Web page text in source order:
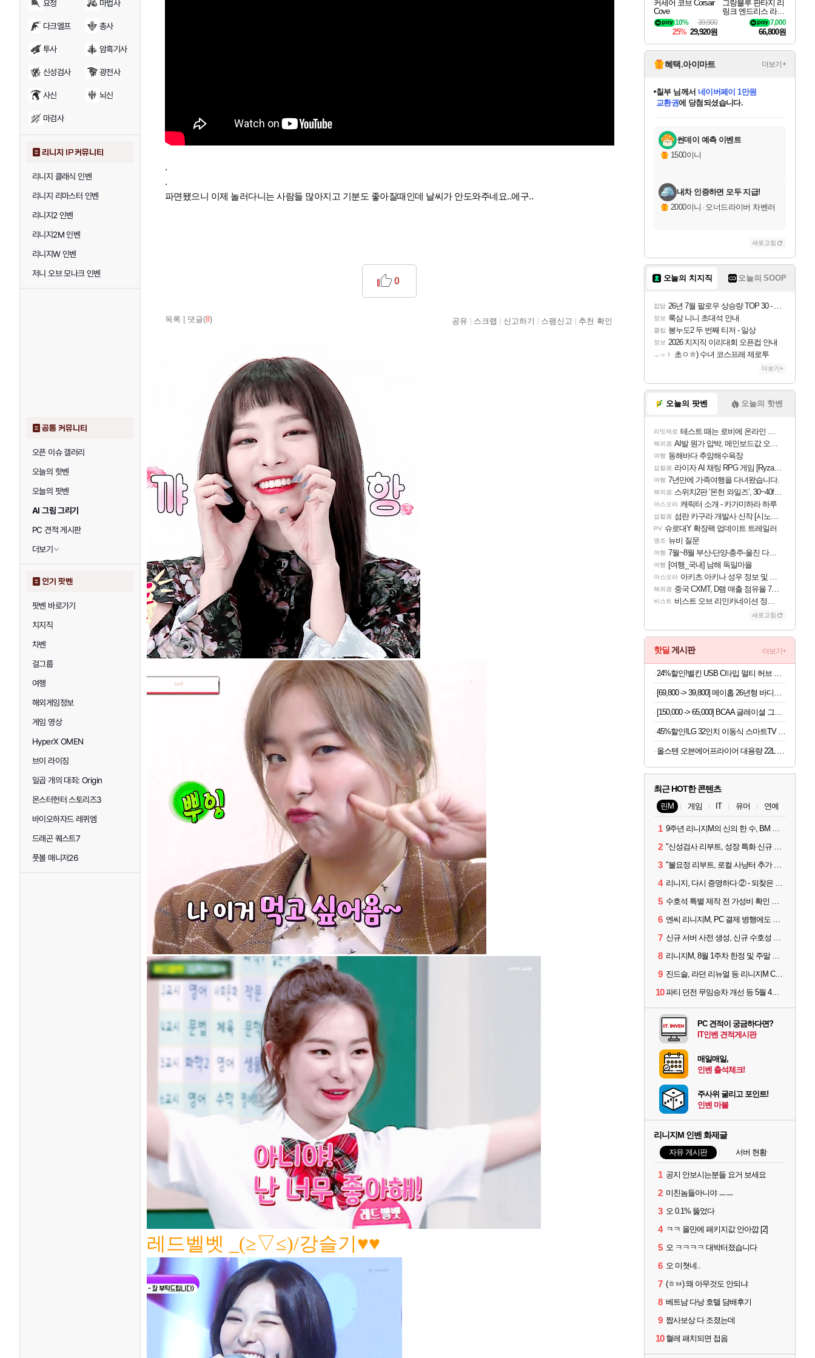
요정 마법사
다크엘프 총사
투사 암흑기사
신성검사 광전사
사신 뇌신
마검사
리니지 IP 커뮤니티
리니지 클래식 인벤
리니지 리마스터 인벤
리니지2 인벤
리니지2M 인벤
리니지W 인벤
저니 오브 모나크 인벤
공통 커뮤니티
오픈 이슈 갤러리
오늘의 핫벤
오늘의 팟벤
AI 그림 그리기
PC 견적 게시판
더보기
인기 팟벤
팟벤 바로가기
치지직
차벤
걸그룹
여행
해외게임정보
게임 영상
HyperX OMEN
브이 라이징
일곱 개의 대죄: Origin
몬스터헌터 스토리즈3
바이오하자드 레퀴엠
드래곤 퀘스트7
풋볼 매니저26
.
.
파면됐으니 이제 놀러다니는 사람들 많아지고 기분도 좋아질때인데 날씨가 안도와주네요..에구..
목록 | 댓글(8)
0
공유 스크랩 신고하기 스팸신고 추천 확인
레드벨벳 _(≥▽≤)/강슬기♥♥
커세어 코브 Corsair
Cove
39,900
10%
25% 29,920원
그랑블루 판타지 리
링크 엔드리스 라그
나로크 Granblue Fa
ntasy Relink Endless
7,000
66,800원
혜택.아이마트 더보기+
당첨되셨습니다.
당첨되셨습니다.
칠부님께서 네이버페이 1만원
교환권에 당첨되셨습니다.
당첨되셨습니다.
당첨되셨습니다.
에디션 (스팀코드)를 교환.
당첨되셨습니다.
당첨되셨습니다.
당첨되셨습니다.
당첨되셨습니다.
썬데이 예측 이벤트
1500이니
내차 인증하면 모두 지급!
2000이니 · 오너드라이버 차벤러
새로고침
오늘의 치지직 오늘의 SOOP
잡담 26년 7월 팔로우 상승량 TOP 30 - 월간 치지직
정보 룩삼 니니 초대석 안내
클립 봉누도2 두 번째 티저 - 일상
정보 2026 치지직 이리대회 오픈컵 안내
ㅗㅜㅑ 초ㅇㅎ) 수녀 코스프레 제로투
더보기+
오늘의 팟벤 오늘의 핫벤
리밋제로 테스트 때는 로비에 온라인 기능이 있는데
해외겜 AI발 원가 압박, 메인보드값 오르나
여행 동해바다 추암해수욕장
섭컬겜 라이자 AI 채팅 RPG 게임 [RyzaChat: AI] 공개
여행 7년만에 가족여행을 다녀왔습니다.
해외겜 스위치2판 ‘몬헌 와일즈’, 30~40fps 목표 추정
아스오라 캐릭터 소개 - 카가미하라 하루
섭컬겜 섬란 카구라 개발사 신작 [시노비 넥서스] 연내 출시 예정
PV 슈로대Y 확장팩 업데이트 트레일러
명조 뉴비 질문
여행 7월~8월 부산-단양-충주-울진 다녀왔어요~
여행 [여행_국내] 남해 독일마을
아스오라 아키츠 아키나 성우 정보 및 주요 필모
해외겜 중국 CXMT, D램 매출 점유율 7%…글로벌 4위로 부상
비스트 비스트 오브 리인카네이션 정보/공략글 모음
새로고침
핫딜 게시판 더보기+
올스텐 오븐에어프라이어 대용량 22L 스텐
최근 HOT한 콘텐츠
린M 게임 IT 유머 연예
1 9주년 리니지M의 신의 한 수, BM 장비 아데나 판매 예고
2 "신성검사 리부트, 성장 특화 신규 서버" 리니지M 3월 업데이트 예고
3 "불요정 리부트, 로컬 사냥터 추가 예정" 리니지M 9주년 업데이트 예고
4 리니지, 다시 증명하다 ② - 되찾은 모바일 왕좌
5 수호석 특별 제작 전 가성비 확인 필수! 3월 2주차 업데이트 이슈
6 엔씨 리니지M, PC 결제 병행에도 모바일 '매출 1위' 탈환
7 신규 서버 사전 생성, 신규 수호성 추가 등 3월 1주차 업데이트 이슈
8 리니지M, 8월 1주차 한정 및 주말 제작 정보
9 진드슬, 라던 리뉴얼 등 리니지M ContiNew 업데이트 핵심 요약
10 파티 던전 무임승차 개선 등 5월 4주차 업데이트 이슈
PC 견적이 궁금하다면?
IT인벤 견적게시판
매일매일,
인벤 출석체크!
주사위 굴리고 포인트!
인벤 마블
리니지M 인벤 화제글
자유 게시판 서버 현황
1 공지 안보시는분들 요거 보세요
2 미친놈들아니야 ㅡㅡ
3 오 0.1% 뚫었다
4 ㅋㅋ 올만에 패키지값 안아깝 [2]
5 오 ㅋㅋㅋㅋ 대박터졌습니다
6 오 미쳣네..
7 (ㅎㅂ) 왜 아무것도 안되냐
8 베트남 다낭 호텔 담배후기
9 짭사보상 다 조졌는데
10 혈레 패치되면 접음